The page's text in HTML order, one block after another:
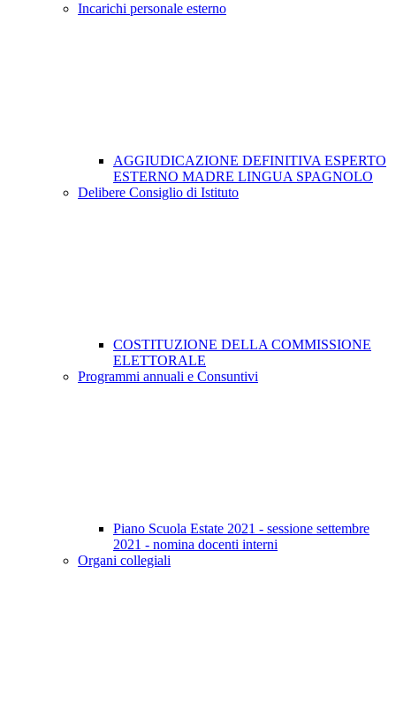
Incarichi personale esterno
AGGIUDICAZIONE DEFINITIVA ESPERTO
ESTERNO MADRE LINGUA SPAGNOLO
Delibere Consiglio di Istituto
COSTITUZIONE DELLA COMMISSIONE
ELETTORALE
Programmi annuali e Consuntivi
Piano Scuola Estate 2021 - sessione settembre
2021 - nomina docenti interni
Organi collegiali